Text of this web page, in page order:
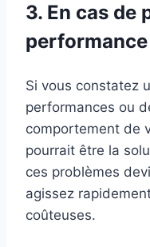
3. En cas de
performance
Si vous constatez
performances ou
comportement de
pourrait être la
ces problèmes
agissez
coûteuses.